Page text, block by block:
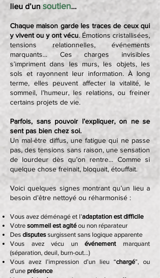
lieu d’un soutien…
Chaque maison garde les traces de ceux qui
y vivent ou y ont vécu. Émotions cristallisées,
tensions relationnelles, événements
marquants… Ces charges invisibles
s’impriment dans les murs, les objets, les
sols et rayonnent leur information. À long
terme, elles peuvent affecter la vitalité, le
sommeil, l’humeur, les relations, ou freiner
certains projets de vie.
Parfois, sans pouvoir l’expliquer, on ne se
sent pas bien chez soi.
Un mal-être diffus, une fatigue qui ne passe
pas, des tensions sans raison, une sensation
de lourdeur dès qu’on rentre… Comme si
quelque chose freinait, bloquait, étouffait.
Voici quelques signes montrant qu’un lieu a
besoin d’être nettoyé ou réharmonisé :
Vous avez déménagé et l’adaptation est difficile
Votre sommeil est agitéou non réparateur
Des disputes surgissent sans logique apparente
Vous avez vécu unévénement marquant
(séparation, deuil, burn-out…)
Vous avez l’impression d’un lieu “chargé”, ou
d’une présence